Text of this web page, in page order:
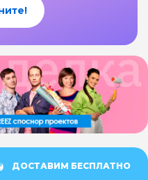
ДОСТАВИМ БЕСПЛАТНО